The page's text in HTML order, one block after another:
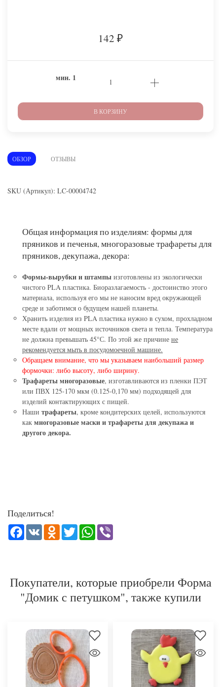
142 ₽
мин. 1
В КОРЗИНУ
ОБЗОР ОТЗЫВЫ
SKU (Артикул): LC-00004742
Общая информация по изделиям: формы для
пряников и печенья, многоразовые трафареты для
пряников, декупажа, декора:
Формы-вырубки и штампы изготовлены из экологически
чистого PLA пластика. Биоразлагаемость - достоинство этого
материала, используя его мы не наносим вред окружающей
среде и заботимся о будущем нашей планеты.
Хранить изделия из PLA пластика нужно в сухом, прохладном
месте вдали от мощных источников света и тепла. Температура
не должна превышать 45°С. По этой же причине не
рекомендуется мыть в посудомоечной машине.
Обращаем внимание, что мы указываем наибольший размер
формочки: либо высоту, либо ширину.
Трафареты многоразовые, изготавливаются из пленки ПЭТ
или ПВХ 125-170 мкм (0.125-0,170 мм) подходящей для
изделий контактирующих с пищей.
Наши трафареты, кроме кондитерских целей, используются
как многоразовые маски и трафареты для декупажа и
другого декора.
Поделиться!
Facebook
VK Odnoklassniki
TwitterWhatsApp
Покупатели, которые приобрели Форма
"Домик с петушком", также купили